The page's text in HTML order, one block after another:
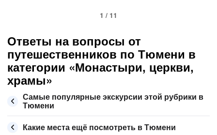
1 / 11
Ответы на вопросы от
путешественников по Тюмени в
категории «Монастыри, церкви,
храмы»
Самые популярные экскурсии этой рубрики в
Тюмени
Какие места ещё посмотреть в Тюмени